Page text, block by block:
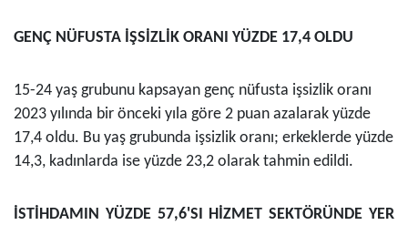
GENÇ NÜFUSTA İŞSİZLİK ORANI YÜZDE 17,4 OLDU
15-24 yaş grubunu kapsayan genç nüfusta işsizlik oranı
2023 yılında bir önceki yıla göre 2 puan azalarak yüzde
17,4 oldu. Bu yaş grubunda işsizlik oranı; erkeklerde yüzde
14,3, kadınlarda ise yüzde 23,2 olarak tahmin edildi.
İSTİHDAMIN YÜZDE 57,6'SI HİZMET SEKTÖRÜNDE YER